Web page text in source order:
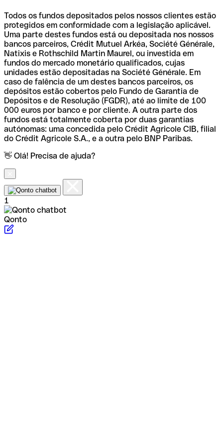
Todos os fundos depositados pelos nossos clientes estão
protegidos em conformidade com a legislação aplicável.
Uma parte destes fundos está ou depositada nos nossos
bancos parceiros, Crédit Mutuel Arkéa, Société Générale,
Natixis e Rothschild Martin Maurel, ou investida em
fundos do mercado monetário qualificados, cujas
unidades estão depositadas na Société Générale. Em
caso de falência de um destes bancos parceiros, os
depósitos estão cobertos pelo Fundo de Garantia de
Depósitos e de Resolução (FGDR), até ao limite de 100
000 euros por banco e por cliente. A outra parte dos
fundos está totalmente coberta por duas garantias
autónomas: uma concedida pelo Crédit Agricole CIB, filial
do Crédit Agricole S.A., e a outra pelo BNP Paribas.
👋 Olá! Precisa de ajuda?
1
Qonto